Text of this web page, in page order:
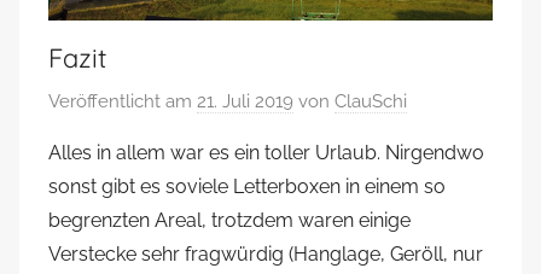
Fazit
Veröffentlicht am 21. Juli 2019 von ClauSchi
Alles in allem war es ein toller Urlaub. Nirgendwo
sonst gibt es soviele Letterboxen in einem so
begrenzten Areal, trotzdem waren einige
Verstecke sehr fragwürdig (Hanglage, Geröll, nur